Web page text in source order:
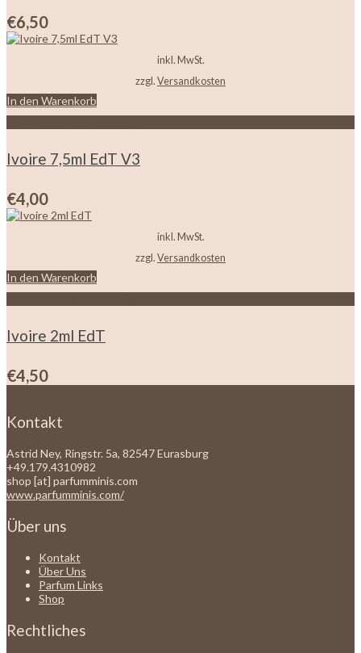
€6,50
inkl. MwSt.
zzgl. Versandkosten
In den Warenkorb
Ivoire 7,5ml EdT V3
€4,00
inkl. MwSt.
zzgl. Versandkosten
In den Warenkorb
Ivoire 2ml EdT
€4,50
Kontakt
Astrid Ney, Ringstr. 5a, 82547 Eurasburg
+49.179.4310982
shop [at] parfumminis.com
www.parfumminis.com/
Über uns
Kontakt
Über Uns
Parfum Links
Shop
Rechtliches